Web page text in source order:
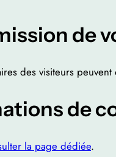
de
des visiteurs
de
la page dédiée.